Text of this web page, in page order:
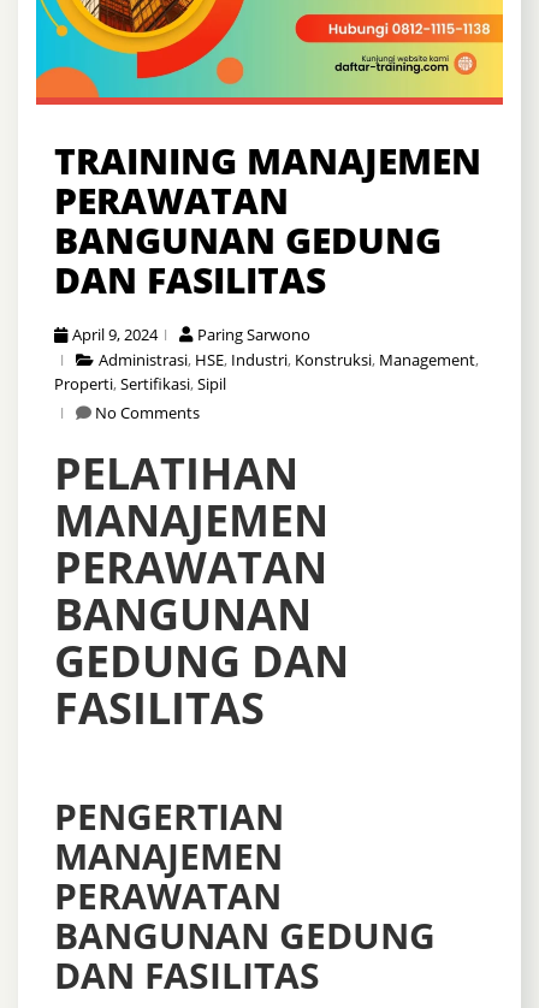
TRAINING MANAJEMEN
PERAWATAN
BANGUNAN GEDUNG
DAN FASILITAS
April 9, 2024
Paring Sarwono
Administrasi, HSE, Industri, Konstruksi, Management,
Properti,Sertifikasi,Sipil
No Comments
PELATIHAN
MANAJEMEN
PERAWATAN
BANGUNAN
GEDUNG DAN
FASILITAS
PENGERTIAN
MANAJEMEN
PERAWATAN
BANGUNAN GEDUNG
DAN FASILITAS